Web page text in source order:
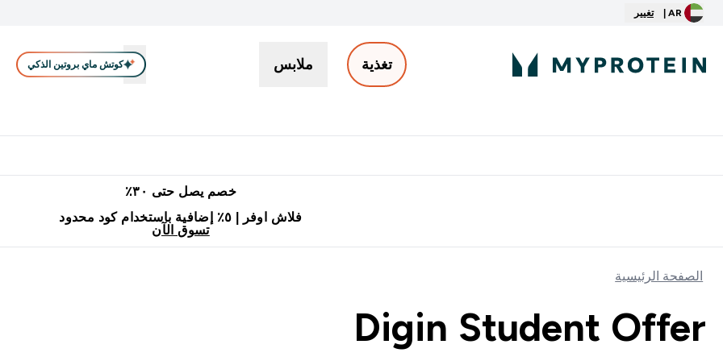
AR | تغيير
تغذية ملابس كوتش ماي بروتين الذكي
خصم يصل حتى ٣٠٪
فلاش اوفر | ٥٪ إضافية باستخدام كود محدود
تسوق الآن
الصفحة الرئيسية
Digin Student Offer